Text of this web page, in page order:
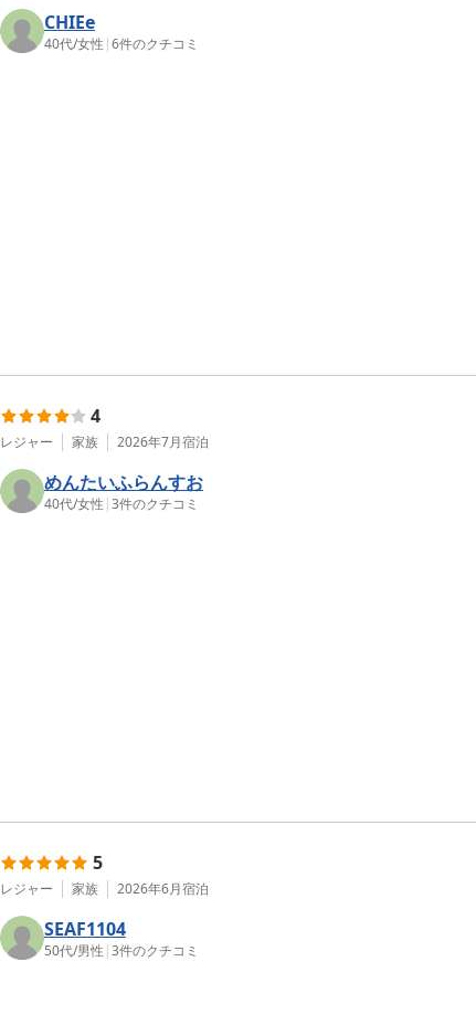
CHIEe
40代/女性 |6件のクチコミ
4
レジャー 家族 2026年7月宿泊
めんたいふらんすお
40代/女性 |3件のクチコミ
5
レジャー 家族 2026年6月宿泊
SEAF1104
50代/男性 |3件のクチコミ